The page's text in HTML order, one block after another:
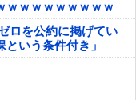
ｗｗｗｗｗｗｗｗｗ
ロを公約に掲げてい
いう条件付き」